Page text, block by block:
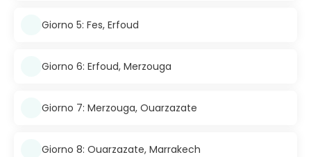
Giorno 5: Fes, Erfoud
Giorno 6: Erfoud, Merzouga
Giorno 7: Merzouga, Ouarzazate
Giorno 8: Ouarzazate, Marrakech